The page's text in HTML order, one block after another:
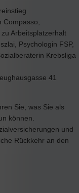
Arbeitsplatzerhalt
Psychologin FSP,
Krebsliga
41
Sie, was Sie als
können.
und
Rückkehr an den